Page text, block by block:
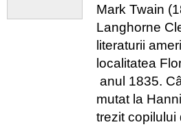
Mark Twain
Langhorne
literaturii
localitatea
anul 1835.
mutat la
trezit